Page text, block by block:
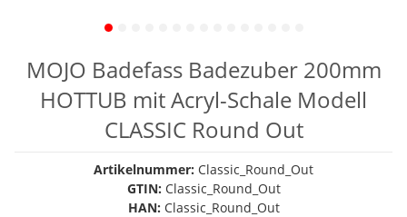
MOJO Badefass Badezuber 200mm
HOTTUB mit Acryl-Schale Modell
CLASSIC Round Out
Artikelnummer: Classic_Round_Out
GTIN: Classic_Round_Out
HAN: Classic_Round_Out